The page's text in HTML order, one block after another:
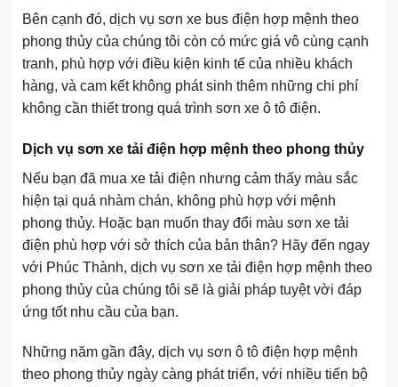
Bên cạnh đó, dịch vụ sơn xe bus điện hợp mệnh theo
phong thủy của chúng tôi còn có mức giá vô cùng cạnh
tranh, phù hợp với điều kiện kinh tế của nhiều khách
hàng, và cam kết không phát sinh thêm những chi phí
không cần thiết trong quá trình sơn xe ô tô điện.
Dịch vụ sơn xe tải điện hợp mệnh theo phong thủy
Nếu bạn đã mua xe tải điện nhưng cảm thấy màu sắc
hiện tại quá nhàm chán, không phù hợp với mệnh
phong thủy. Hoặc bạn muốn thay đổi màu sơn xe tải
điện phù hợp với sở thích của bản thân? Hãy đến ngay
với Phúc Thành, dịch vụ sơn xe tải điện hợp mệnh theo
phong thủy của chúng tôi sẽ là giải pháp tuyệt vời đáp
ứng tốt nhu cầu của bạn.
Những năm gần đây, dịch vụ sơn ô tô điện hợp mệnh
theo phong thủy ngày càng phát triển, với nhiều tiến bộ